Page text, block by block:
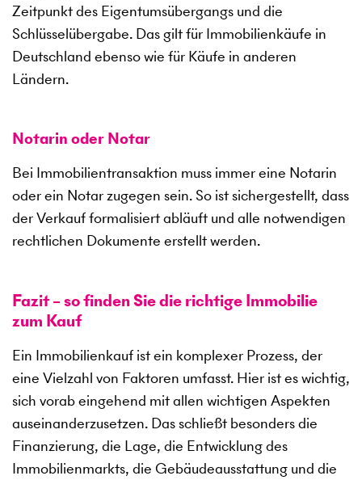
Zeitpunkt des Eigentumsübergangs und die
Schlüsselübergabe. Das gilt für Immobilienkäufe in
Deutschland ebenso wie für Käufe in anderen
Ländern.
Notarin oder Notar
Bei Immobilientransaktion muss immer eine Notarin
oder ein Notar zugegen sein. So ist sichergestellt, dass
der Verkauf formalisiert abläuft und alle notwendigen
rechtlichen Dokumente erstellt werden.
Fazit – so finden Sie die richtige Immobilie
zum Kauf
Ein Immobilienkauf ist ein komplexer Prozess, der
eine Vielzahl von Faktoren umfasst. Hier ist es wichtig,
sich vorab eingehend mit allen wichtigen Aspekten
auseinanderzusetzen. Das schließt besonders die
Finanzierung, die Lage, die Entwicklung des
Immobilienmarkts, die Gebäudeausstattung und die